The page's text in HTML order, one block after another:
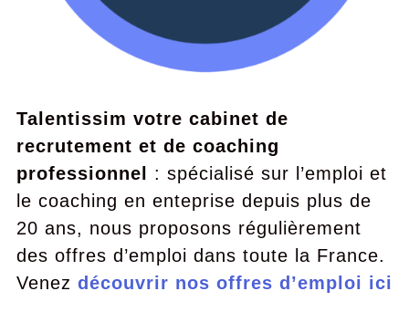
Talentissim votre cabinet de
recrutement et de coaching
professionnel
: spécialisé sur l’emploi et
le coaching en enteprise depuis plus de
20 ans, nous proposons régulièrement
des offres d’emploi dans toute la France.
Venez découvrir nos offres d’emploi ici